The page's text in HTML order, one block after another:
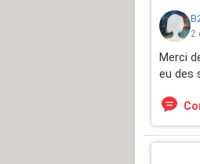
2
Merci
eu des